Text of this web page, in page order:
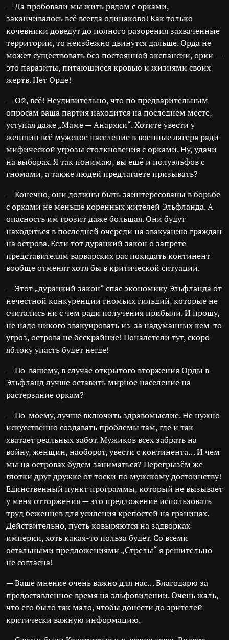
— Да пробовали мы жить рядом с орками,
заканчивалось всё всегда одинаково! Как только
кочевники доведут до полного разорения захваченные
территории, то неизбежно двинутся дальше. Орда не
может существовать без постоянной экспансии, орки —
это паразиты, питающиеся кровью и жизнями своих
жертв. Нет Орде!
— Ой, всё! Неудивительно, что по предварительным
опросам ваша партия находится на последнем месте,
уступая даже „Маме — Анархии“. Хотите увести у
женщин всё мужское население в военные лагеря ради
мифической угрозы столкновения с орками. Ну, удачи
на выборах. Я так понимаю, вы ещё и полуэльфов с
гномами, а также людей предлагаете призывать?
— Конечно, они должны быть заинтересованы в борьбе
с орками не меньше коренных жителей Эльфланда. А
опасность им грозит даже большая. Они будут
находиться в последней очереди на эвакуацию граждан
на острова. Если тот дурацкий закон о запрете
представителям варварских рас покидать континент
вообще отменят хотя бы в критической ситуации.
— Этот „дурацкий закон“ спас экономику Эльфланда от
нечестной конкуренции гномьих гильдий, которые не
считались ни с чем ради получения прибыли. И прошу,
не надо никого эвакуировать из-за надуманных кем-то
угроз, острова не бескрайние! Поналетели тут, скоро
яблоку упасть будет негде!
— По-вашему, в случае открытого вторжения Орды в
Эльфланд лучше оставить мирное население на
растерзание оркам?
— По-моему, лучше включить здравомыслие. Не нужно
искусственно создавать проблемы там, где и так
хватает реальных забот. Мужиков всех забрать на
войну, женщин, наоборот, увести с континента… И чем
мы на островах будем заниматься? Перегрызём же
глотки друг дружке от тоски по мужскому достоинству!
Единственный пункт программы, который не вызывает
у меня отторжения — это предложение использовать
труд беженцев для усиления крепостей на границах.
Действительно, пусть ковыряются на задворках
империи, хоть какая-то польза будет. Со всеми
остальными предложениями „Стрелы“ я решительно
не согласна!
— Ваше мнение очень важно для нас… Благодарю за
предоставленное время на эльфовидении. Очень жаль,
что его было так мало, чтобы донести до зрителей
критически важную информацию.